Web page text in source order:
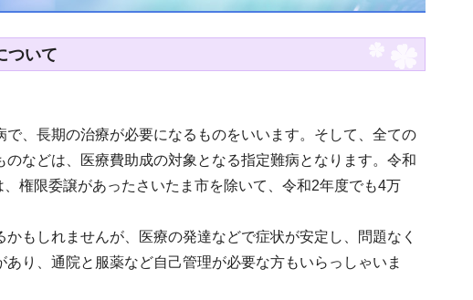
ついて
、長期の治療が必要になるものをいいます。そして、全ての
などは、医療費助成の対象となる指定難病となります。令和
権限委譲があったさいたま市を除いて、令和2年度でも4万
もしれませんが、医療の発達などで症状が安定し、問題なく
り、通院と服薬など自己管理が必要な方もいらっしゃいま